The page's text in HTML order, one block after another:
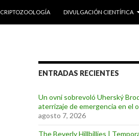
CRIPTOZOOLOGÍA DIVULGACIÓN CIENTÍFICA
ENTRADAS RECIENTES
Un ovni sobrevoló Uherský
aterrizaje de emergencia en el
agosto 7, 2026
The Beverly Hillbillies |